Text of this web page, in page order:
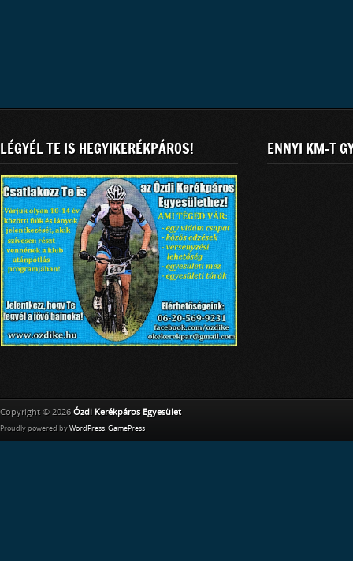
LÉGYÉL TE IS HEGYIKERÉKPÁROS! ENNYI KM-T
Copyright © 2026 Ózdi Kerékpáros Egyesület
Proudly powered by WordPress. GamePress